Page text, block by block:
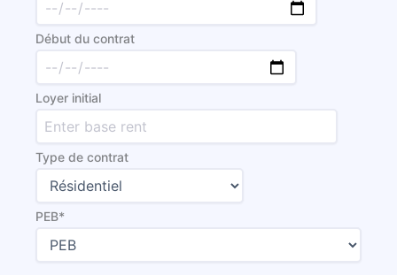
Début du contrat
Loyer initial
Type de contrat
PEB*